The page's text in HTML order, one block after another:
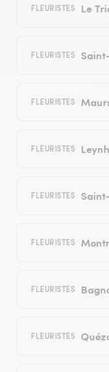
FLEURISTES Le
FLEURISTES
FLEURISTES
FLEURISTES
FLEURISTES
FLEURISTES
FLEURISTES
FLEURISTES